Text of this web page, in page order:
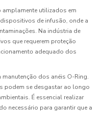
utilizados em
de infusão, onde a
Na indústria de
que requerem proteção
adequado dos
dos anéis O-Ring.
podem se desgastar ao longo
É essencial realizar
necessário para garantir que a